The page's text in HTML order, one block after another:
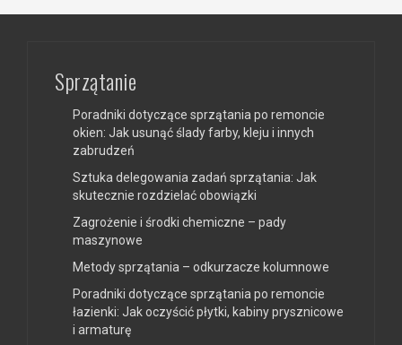
Sprzątanie
Poradniki dotyczące sprzątania po remoncie
okien: Jak usunąć ślady farby, kleju i innych
zabrudzeń
Sztuka delegowania zadań sprzątania: Jak
skutecznie rozdzielać obowiązki
Zagrożenie i środki chemiczne – pady
maszynowe
Metody sprzątania – odkurzacze kolumnowe
Poradniki dotyczące sprzątania po remoncie
łazienki: Jak oczyścić płytki, kabiny prysznicowe
i armaturę